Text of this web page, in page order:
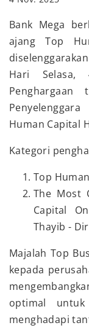
Bank Mega
ajang Top
Hari Selasa,
Human Capital
Kategori
Top
The Most
Capital
Thayib -
Majalah Top
kepada
optimal
menghadapi